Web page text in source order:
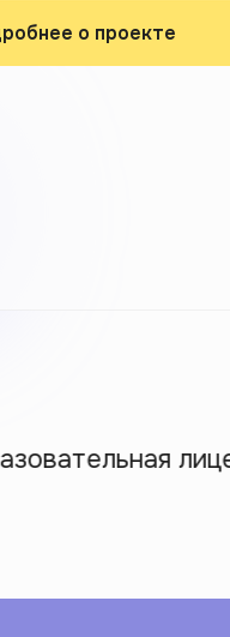
о проекте
лицензия